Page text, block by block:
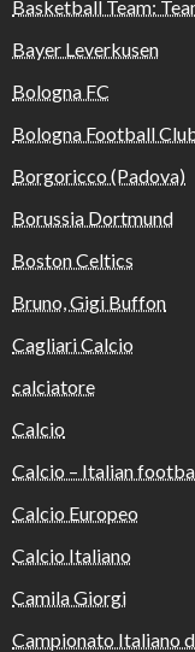
Basketball Team:
Bayer Leverkusen
Bologna FC
Bologna Football
Borgoricco (Padova)
Borussia Dortmund
Boston Celtics
Bruno, Gigi Buffon
Cagliari Calcio
calciatore
Calcio
Calcio – Italian
Calcio Europeo
Calcio Italiano
Camila Giorgi
Campionato Italiano